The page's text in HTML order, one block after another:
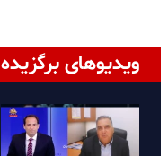
ویدیوهای برگزیده